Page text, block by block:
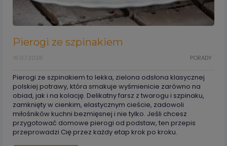
Pierogi ze szpinakiem
PORADY
16.07.2026
Pierogi ze szpinakiem to lekka, zielona odsłona klasycznej
polskiej potrawy, która smakuje wyśmienicie zarówno na
obiad, jak i na kolację. Delikatny farsz z twarogu i szpinaku,
zamknięty w cienkim, elastycznym cieście, zadowoli
miłośników kuchni bezmięsnej i nie tylko. Jeśli chcesz
przygotować domowe pierogi od podstaw, ten przepis
przeprowadzi Cię przez każdy etap krok po kroku.